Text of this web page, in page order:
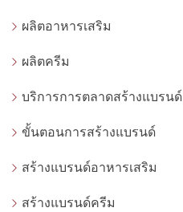
ผลิตอาหารเสริม
ผลิตครีม
บริการการตลาดสร้างแบรนด์
ขั้นตอนการสร้างแบรนด์
สร้างแบรนด์อาหารเสริม
สร้างแบรนด์ครีม